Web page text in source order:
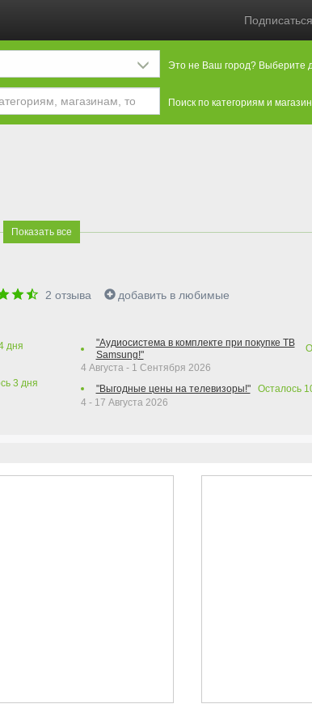
Подписаться
Это не Ваш город? Выберите
Поиск по категориям и
Показать все
2 отзыва добавить в любимые
дня
3 дня
"Аудиосистема в комплекте при покупке ТВ
Samsung!"
4 Августа - 1 Сентября 2026
"Выгодные цены на телевизоры!"
Осталось
4 - 17 Августа 2026